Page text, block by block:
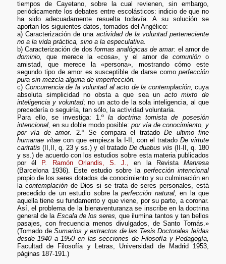
tiempos de Cayetano, sobre la cual revienen, sin embargo,
periódicamente los debates entre escolásticos: indicio de que no
ha sido adecuadamente resuelta todavía. A su solución se
aportan los siguientes datos, tomados del Angélico:
a) Caracterización de una actividad de la voluntad perteneciente
no a la vida práctica, sino a la especulativa.
b) Caracterización de dos formas analógicas de amar: el amor de
dominio,
que merece la «cosa», y el amor decomunión o
amistad, que merece la «persona», mostrando cómo este
segundo tipo de amor es susceptible de darse comoperfección
pura sin mezcla alguna de imperfección.
c) Concurrencia de la voluntad al acto de la contemplación, cuya
absoluta simplicidad no obsta a que sea un acto mixto de
inteligencia y voluntad; no un acto de la sola inteligencia, al que
precedería o seguiría, tan sólo, la actividad voluntaria.
Para ello, se investiga: 1.ºla doctrina tomista de posesión
intencional, en su doble modo posible:por vía de conocimiento, y
por vía de amor.
2.º Se compara el tratadoDe ultimo fine
humanae vitae con que empieza la I-II, con el tratadoDe virtute
caritatis (II,II, q. 23 y ss.) y el tratado De duabus viis (II-II, q. 180
y ss.) de acuerdo con los estudios sobre esta materia publicados
por él
P. Ramón Orlandis, S. J., en la RevistaManresa
(Barcelona 1936). Este estudio sobre laperfección intencional
propio de los seres dotados de conocimiento y su culminación en
la contemplaciónde Dios si se trata de seres personales, está
precedido de un estudio sobre laperfección natural,
en la que
aquella tiene su fundamento y que viene, por su parte, a coronar.
Así, el problema de la bienaventuranza se inscribe en la doctrina
general de la Escala de los seres, que ilumina tantos y tan bellos
pasajes, con frecuencia menos divulgados, de Santo Tomás.»
(Tomado deSumarios y extractos de las Tesis Doctorales leídas
desde 1940 a 1950 en las secciones de Filosofía y Pedagogía,
Facultad de Filosofía y Letras, Universidad de Madrid 1953,
páginas 187-191.)